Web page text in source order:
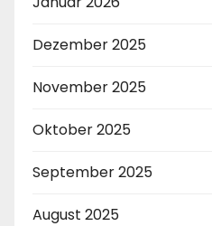
Dezember 2025
November 2025
Oktober 2025
September 2025
August 2025